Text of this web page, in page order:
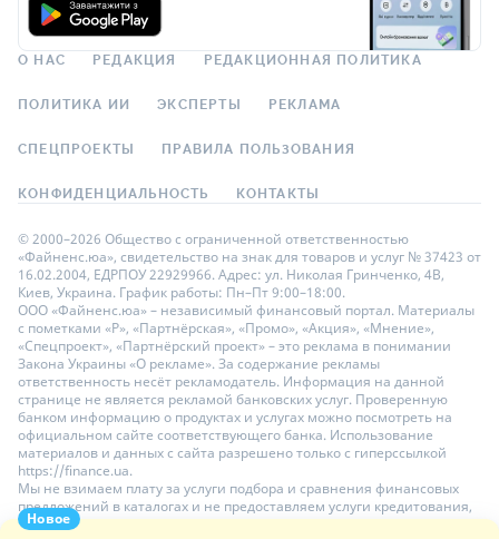
Новое
О НАС РЕДАКЦИЯ РЕДАКЦИОННАЯ ПОЛИТИКА
ПОЛИТИКА ИИ ЭКСПЕРТЫ РЕКЛАМА
СПЕЦПРОЕКТЫ ПРАВИЛА ПОЛЬЗОВАНИЯ
КОНФИДЕНЦИАЛЬНОСТЬ КОНТАКТЫ
© 2000–2026 Общество с ограниченной ответственностью
«Файненс.юа», свидетельство на знак для товаров и услуг № 37423 от
16.02.2004, ЕДРПОУ 22929966. Адрес: ул. Николая Гринченко, 4В,
Киев, Украина. График работы: Пн–Пт 9:00–18:00.
ООО «Файненс.юа» – независимый финансовый портал. Материалы
с пометками «Р», «Партнёрская», «Промо», «Акция», «Мнение»,
«Спецпроект», «Партнёрский проект» – это реклама в понимании
Закона Украины «О рекламе». За содержание рекламы
ответственность несёт рекламодатель. Информация на данной
странице не является рекламой банковских услуг. Проверенную
банком информацию о продуктах и услугах можно посмотреть на
официальном сайте соответствующего банка. Использование
материалов и данных с сайта разрешено только с гиперссылкой
https://finance.ua.
Мы не взимаем плату за услуги подбора и сравнения финансовых
предложений в каталогах и не предоставляем услуги кредитования,
размещения депозитов и страхования. Ваши личные данные на